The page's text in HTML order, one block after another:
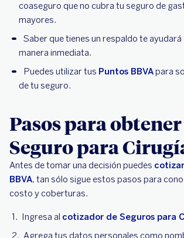
coaseguro que no cubra tu seguro de
mayores.
Saber que tienes un respaldo te ayudará
manera inmediata.
Puedes utilizar tus Puntos BBVApara
de tu seguro.
Pasos para
Seguro para
Antes de tomar una decisión puedes
BBVA, tan sólo sigue estos pasos para
costo y coberturas.
Ingresa al cotizador de Seguros para
Agrega tus datos personales como